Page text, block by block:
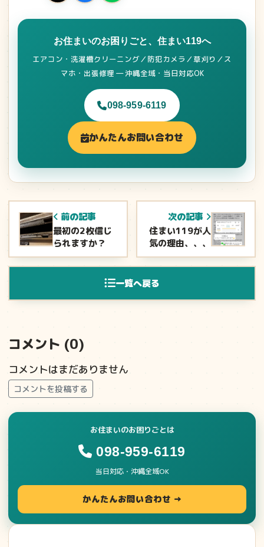
お住まいのお困りごと、住まい119へ
エアコン・洗濯槽クリーニング／防犯カメラ／草刈り／ス
マホ・出張修理 ― 沖縄全域・当日対応OK
098-959-6119
かんたんお問い合わせ
前の記事
最初の2枚信じ
られますか？
一覧へ戻る
次の記事
住まい119が人
気の理由、、、
コメント (0)
コメントはまだありません
コメントを投稿する
お住まいのお困りごとは
098-959-6119
当日対応・沖縄全域OK
かんたんお問い合わせ →